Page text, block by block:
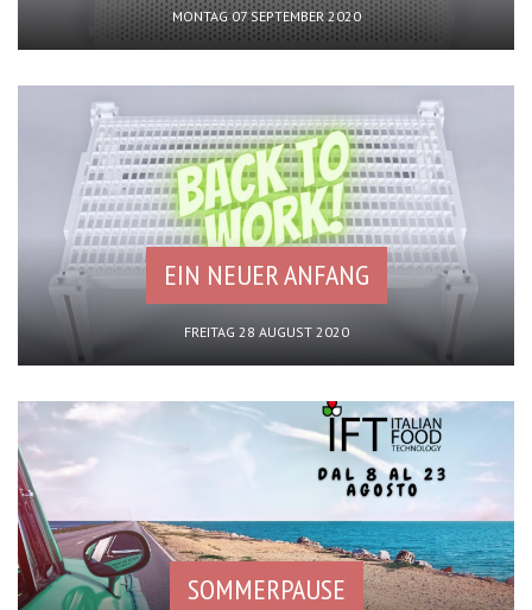
MONTAG 07 SEPTEMBER 2020
EIN NEUER ANFANG
FREITAG 28 AUGUST 2020
SOMMERPAUSE